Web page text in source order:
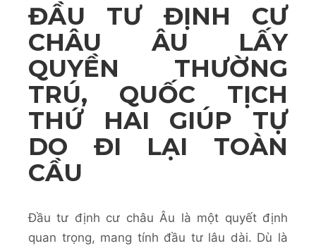
ĐẦU TƯ ĐỊNH CƯ
CHÂU ÂU LẤY
QUYỀN THƯỜNG
TRÚ, QUỐC TỊCH
THỨ HAI GIÚP TỰ
DO ĐI LẠI TOÀN
CẦU
Đầu tư định cư châu Âu là một quyết định
quan trọng, mang tính đầu tư lâu dài. Dù là